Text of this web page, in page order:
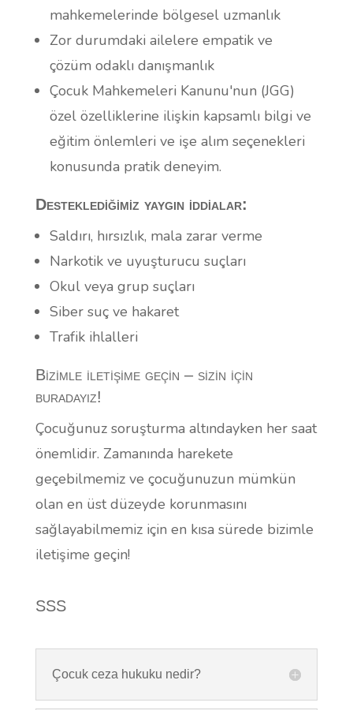
mahkemelerinde bölgesel uzmanlık
Zor durumdaki ailelere empatik ve
çözüm odaklı danışmanlık
Çocuk Mahkemeleri Kanunu'nun (JGG)
özel özelliklerine ilişkin kapsamlı bilgi ve
eğitim önlemleri ve işe alım seçenekleri
konusunda pratik deneyim.
Desteklediğimiz yaygın iddialar:
Saldırı, hırsızlık, mala zarar verme
Narkotik ve uyuşturucu suçları
Okul veya grup suçları
Siber suç ve hakaret
Trafik ihlalleri
Bizimle iletişime geçin – sizin için
buradayız!
Çocuğunuz soruşturma altındayken her saat
önemlidir. Zamanında harekete
geçebilmemiz ve çocuğunuzun mümkün
olan en üst düzeyde korunmasını
sağlayabilmemiz için en kısa sürede bizimle
iletişime geçin!
SSS
Çocuk ceza hukuku nedir?